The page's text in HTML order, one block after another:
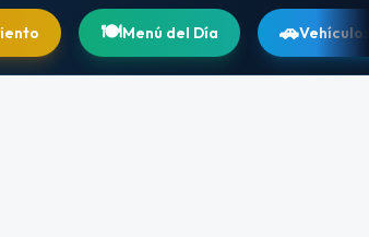
🍽️Menú del Día 🚗Vehículos